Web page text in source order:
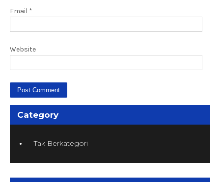
Email *
Website
Category
Tak Berkategori